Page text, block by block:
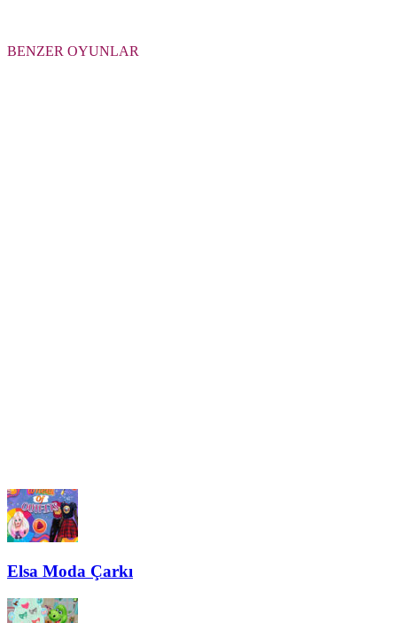
BENZER OYUNLAR
Elsa Moda Çarkı